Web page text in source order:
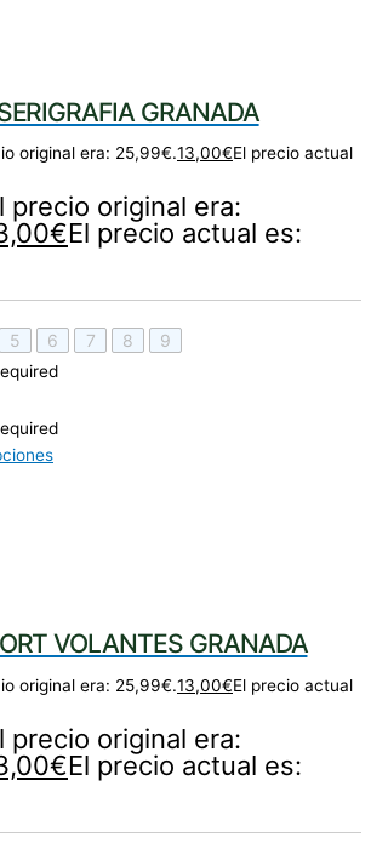
GRANADA
original era: 25,99€.13,00€El precio actual
precio original era:
€El precio actual es:
5 6 7 8 9
VOLANTES GRANADA
original era: 25,99€.13,00€El precio actual
precio original era:
€El precio actual es: